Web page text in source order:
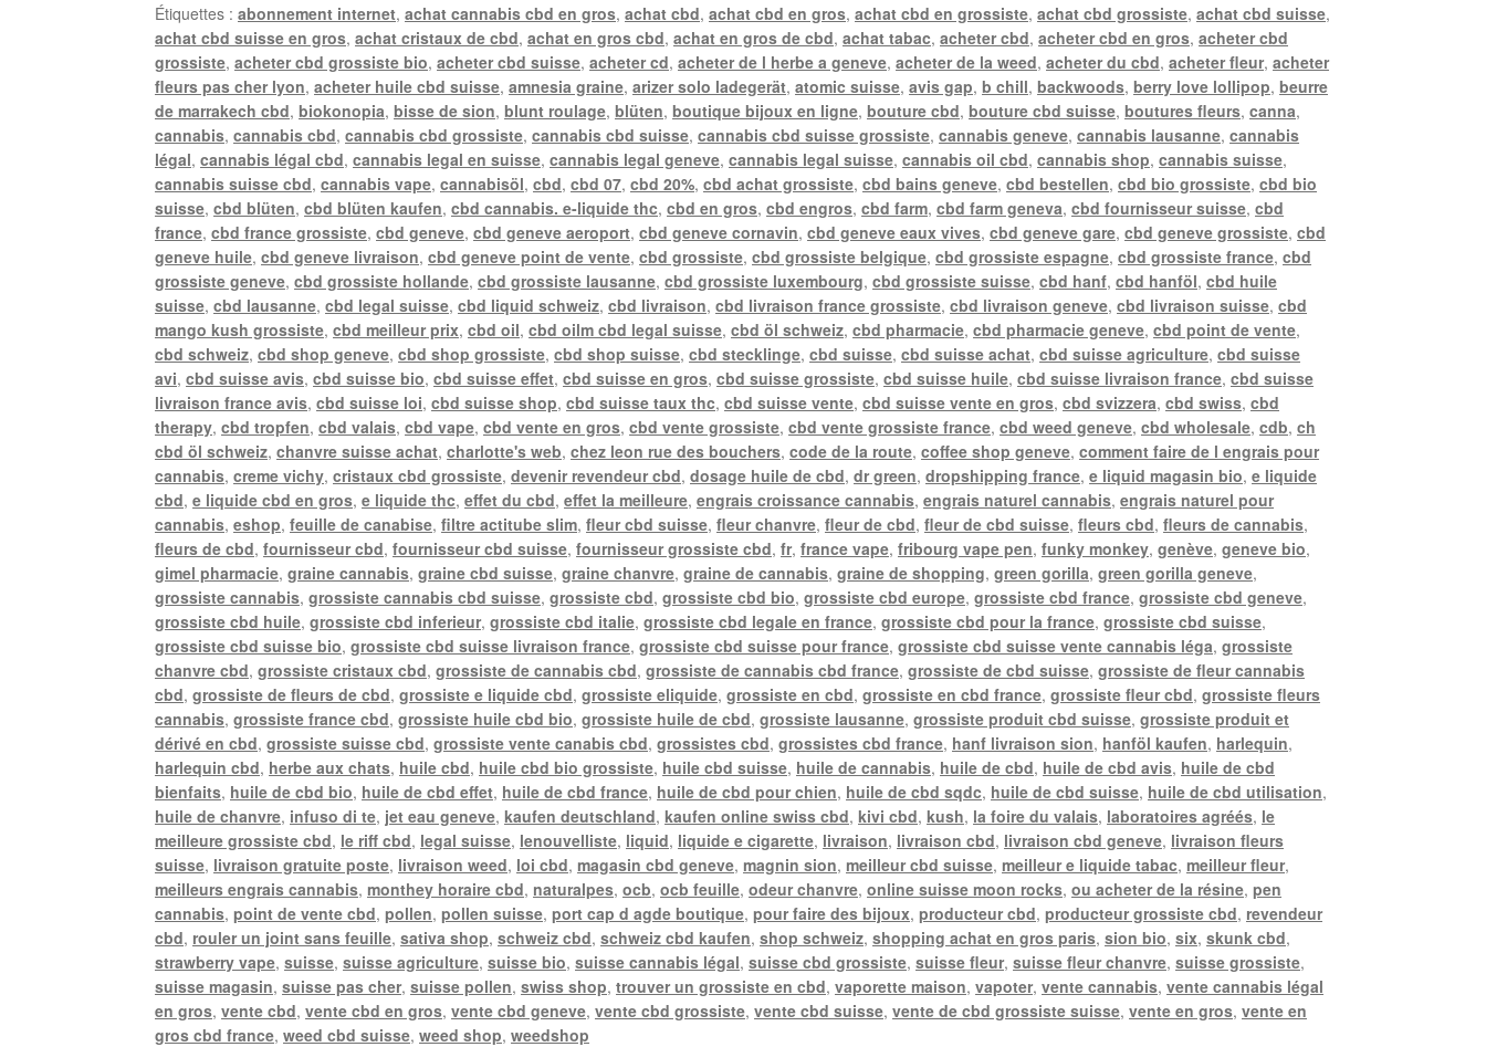
Étiquettes :abonnement internet,achat cannabis cbd en gros,achat cbd,achat cbd en gros,achat cbd en grossiste,achat cbd grossiste,achat cbd suisse,
achat cbd suisse en gros,achat cristaux de cbd,achat en gros cbd,achat en gros de cbd,achat tabac,acheter cbd,acheter cbd en gros,acheter cbd
grossiste,acheter cbd grossiste bio,acheter cbd suisse,acheter cd,acheter de l herbe a geneve,acheter de la weed,acheter du cbd,acheter fleur,acheter
fleurs pas cher lyon,acheter huile cbd suisse,amnesia graine,arizer solo ladegerät,atomic suisse,avis gap,b chill,backwoods,berry love lollipop,beurre
de marrakech cbd,biokonopia,bisse de sion,blunt roulage,blüten,boutique bijoux en ligne,bouture cbd,bouture cbd suisse,boutures fleurs,canna,
cannabis,cannabis cbd,cannabis cbd grossiste,cannabis cbd suisse,cannabis cbd suisse grossiste,cannabis geneve,cannabis lausanne,cannabis
légal,cannabis légal cbd,cannabis legal en suisse,cannabis legal geneve,cannabis legal suisse,cannabis oil cbd,cannabis shop,cannabis suisse,
cannabis suisse cbd,cannabis vape,cannabisöl,cbd,cbd 07,cbd 20%,cbd achat grossiste,cbd bains geneve,cbd bestellen,cbd bio grossiste,cbd bio
suisse,cbd blüten,cbd blüten kaufen,cbd cannabis. e-liquide thc,cbd en gros,cbd engros,cbd farm,cbd farm geneva,cbd fournisseur suisse,cbd
france,cbd france grossiste,cbd geneve,cbd geneve aeroport,cbd geneve cornavin,cbd geneve eaux vives,cbd geneve gare,cbd geneve grossiste,cbd
geneve huile,cbd geneve livraison,cbd geneve point de vente,cbd grossiste,cbd grossiste belgique,cbd grossiste espagne,cbd grossiste france,cbd
grossiste geneve,cbd grossiste hollande,cbd grossiste lausanne,cbd grossiste luxembourg,cbd grossiste suisse,cbd hanf,cbd hanföl,cbd huile
suisse,cbd lausanne,cbd legal suisse,cbd liquid schweiz,cbd livraison,cbd livraison france grossiste,cbd livraison geneve,cbd livraison suisse,cbd
mango kush grossiste,cbd meilleur prix,cbd oil,cbd oilm cbd legal suisse,cbd öl schweiz,cbd pharmacie,cbd pharmacie geneve,cbd point de vente,
cbd schweiz,cbd shop geneve,cbd shop grossiste,cbd shop suisse,cbd stecklinge,cbd suisse,cbd suisse achat,cbd suisse agriculture,cbd suisse
avi,cbd suisse avis,cbd suisse bio,cbd suisse effet,cbd suisse en gros,cbd suisse grossiste,cbd suisse huile,cbd suisse livraison france,cbd suisse
livraison france avis,cbd suisse loi,cbd suisse shop,cbd suisse taux thc,cbd suisse vente,cbd suisse vente en gros,cbd svizzera,cbd swiss,cbd
therapy,cbd tropfen,cbd valais,cbd vape,cbd vente en gros,cbd vente grossiste,cbd vente grossiste france,cbd weed geneve,cbd wholesale,cdb,ch
cbd öl schweiz,chanvre suisse achat,charlotte's web,chez leon rue des bouchers,code de la route,coffee shop geneve,comment faire de l engrais pour
cannabis,creme vichy,cristaux cbd grossiste,devenir revendeur cbd,dosage huile de cbd,dr green,dropshipping france,e liquid magasin bio,e liquide
cbd,e liquide cbd en gros,e liquide thc,effet du cbd,effet la meilleure,engrais croissance cannabis,engrais naturel cannabis,engrais naturel pour
cannabis,eshop,feuille de canabise,filtre actitube slim,fleur cbd suisse,fleur chanvre,fleur de cbd,fleur de cbd suisse,fleurs cbd,fleurs de cannabis,
fleurs de cbd,fournisseur cbd,fournisseur cbd suisse,fournisseur grossiste cbd,fr,france vape,fribourg vape pen,funky monkey,genève,geneve bio,
gimel pharmacie,graine cannabis,graine cbd suisse,graine chanvre,graine de cannabis,graine de shopping,green gorilla,green gorilla geneve,
grossiste cannabis,grossiste cannabis cbd suisse,grossiste cbd,grossiste cbd bio,grossiste cbd europe,grossiste cbd france,grossiste cbd geneve,
grossiste cbd huile,grossiste cbd inferieur,grossiste cbd italie,grossiste cbd legale en france,grossiste cbd pour la france,grossiste cbd suisse,
grossiste cbd suisse bio,grossiste cbd suisse livraison france,grossiste cbd suisse pour france,grossiste cbd suisse vente cannabis léga,grossiste
chanvre cbd,grossiste cristaux cbd,grossiste de cannabis cbd,grossiste de cannabis cbd france,grossiste de cbd suisse,grossiste de fleur cannabis
cbd,grossiste de fleurs de cbd,grossiste e liquide cbd,grossiste eliquide,grossiste en cbd,grossiste en cbd france,grossiste fleur cbd,grossiste fleurs
cannabis,grossiste france cbd,grossiste huile cbd bio,grossiste huile de cbd,grossiste lausanne,grossiste produit cbd suisse,grossiste produit et
dérivé en cbd,grossiste suisse cbd,grossiste vente canabis cbd,grossistes cbd,grossistes cbd france, hanf livraison sion, hanföl kaufen, harlequin,
harlequin cbd, herbe aux chats, huile cbd, huile cbd bio grossiste, huile cbd suisse, huile de cannabis, huile de cbd, huile de cbd avis, huile de cbd
bienfaits, huile de cbd bio, huile de cbd effet, huile de cbd france, huile de cbd pour chien, huile de cbd sqdc, huile de cbd suisse, huile de cbd utilisation,
huile de chanvre, infuso di te, jet eau geneve,kaufen deutschland,kaufen online swiss cbd,kivi cbd,kush, la foire du valais, laboratoires agréés, le
meilleure grossiste cbd, le riff cbd, legal suisse, lenouvelliste, liquid, liquide e cigarette, livraison, livraison cbd, livraison cbd geneve, livraison fleurs
suisse, livraison gratuite poste, livraison weed, loi cbd,magasin cbd geneve,magnin sion,meilleur cbd suisse,meilleur e liquide tabac,meilleur fleur,
meilleurs engrais cannabis,monthey horaire cbd, naturalpes,ocb,ocb feuille,odeur chanvre,online suisse moon rocks,ou acheter de la résine,pen
cannabis,point de vente cbd,pollen,pollen suisse,port cap d agde boutique,pour faire des bijoux,producteur cbd,producteur grossiste cbd, revendeur
cbd, rouler un joint sans feuille,sativa shop,schweiz cbd,schweiz cbd kaufen,shop schweiz,shopping achat en gros paris,sion bio,six,skunk cbd,
strawberry vape,suisse,suisse agriculture,suisse bio,suisse cannabis légal,suisse cbd grossiste,suisse fleur,suisse fleur chanvre,suisse grossiste,
suisse magasin,suisse pas cher,suisse pollen,swiss shop,trouver un grossiste en cbd,vaporette maison,vapoter,vente cannabis,vente cannabis légal
en gros,vente cbd,vente cbd en gros,vente cbd geneve,vente cbd grossiste,vente cbd suisse,vente de cbd grossiste suisse,vente en gros,vente en
gros cbd france,weed cbd suisse,weed shop,weedshop